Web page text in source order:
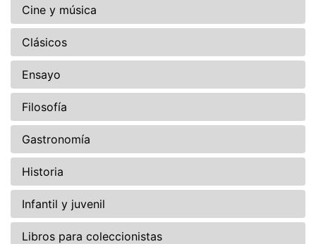
Cine y música
Clásicos
Ensayo
Filosofía
Gastronomía
Historia
Infantil y juvenil
Libros para coleccionistas